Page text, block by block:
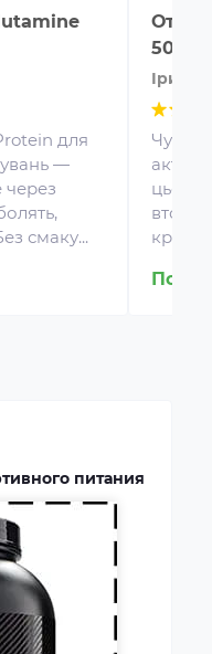
для
—
через
смаку...
500g
Ірина
цього
втоми,
питания
собой
в белке,